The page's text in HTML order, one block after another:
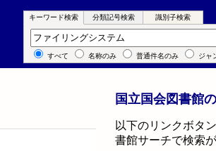
キーワード検索 分類記号検索 識別子検索
キーワード検索
すべて 名称のみ 普通件名のみ ジャ
国立国会図書館
以下のリンクボタ
書館サーチで検索